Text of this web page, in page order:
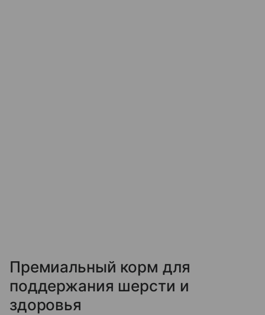
Премиальный корм для
поддержания шерсти и
здоровья